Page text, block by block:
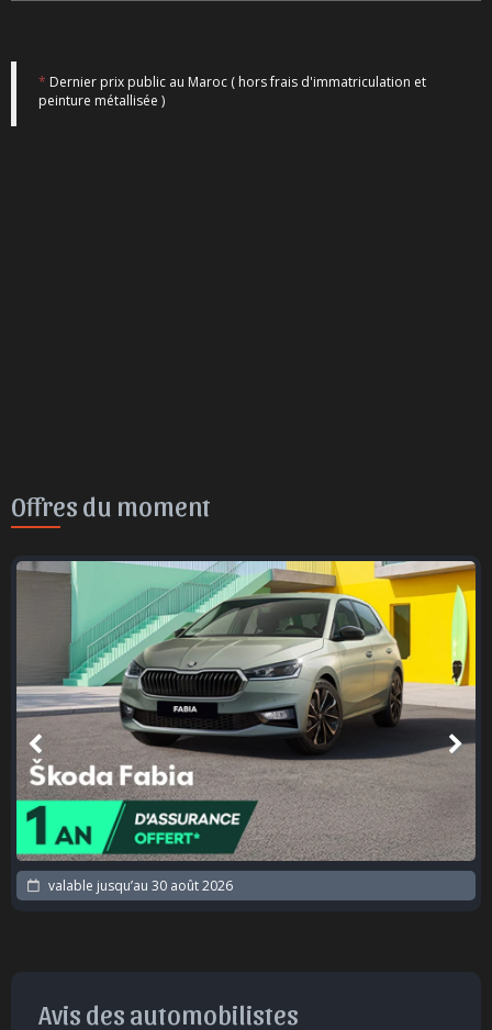
* Dernier prix public au Maroc ( hors frais d'immatriculation et
peinture métallisée )
Offres du moment
valable jusqu’au 30 août 2026
Avis des automobilistes